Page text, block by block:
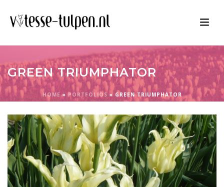
GREEN TRIUMPHATOR
HOME»PORTFOLIOS» GREEN TRIUMPHATOR